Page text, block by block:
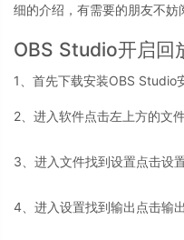
细的介绍，有需要的朋友不妨
OBS Studio开启回
1、首先下载安装OBS Studio
2、进入软件点击左上方的文件
3、进入文件找到设置点击设置
4、进入设置找到输出点击输出